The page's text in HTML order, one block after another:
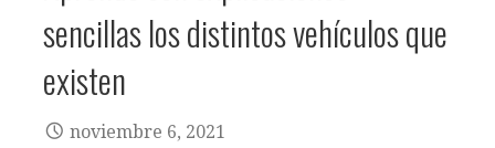
sencillas los distintos vehículos que
existen
noviembre 6, 2021